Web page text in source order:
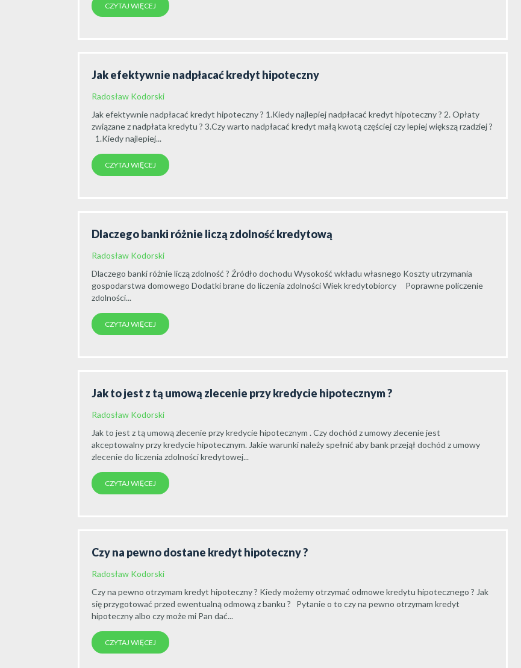
CZYTAJ WIĘCEJ
Jak efektywnie nadpłacać kredyt hipoteczny
Radosław Kodorski
Jak efektywnie nadpłacać kredyt hipoteczny ? 1.Kiedy najlepiej nadpłacać kredyt hipoteczny ? 2. Opłaty
związane z nadpłata kredytu ? 3.Czy warto nadpłacać kredyt małą kwotą częściej czy lepiej większą rzadziej ?
1.Kiedy najlepiej...
CZYTAJ WIĘCEJ
Dlaczego banki różnie liczą zdolność kredytową
Radosław Kodorski
Dlaczego banki różnie liczą zdolność ? Źródło dochodu Wysokość wkładu własnego Koszty utrzymania
gospodarstwa domowego Dodatki brane do liczenia zdolności Wiek kredytobiorcy Poprawne policzenie
zdolności...
CZYTAJ WIĘCEJ
Jak to jest z tą umową zlecenie przy kredycie hipotecznym ?
Radosław Kodorski
Jak to jest z tą umową zlecenie przy kredycie hipotecznym . Czy dochód z umowy zlecenie jest
akceptowalny przy kredycie hipotecznym. Jakie warunki należy spełnić aby bank przejął dochód z umowy
zlecenie do liczenia zdolności kredytowej...
CZYTAJ WIĘCEJ
Czy na pewno dostane kredyt hipoteczny ?
Radosław Kodorski
Czy na pewno otrzymam kredyt hipoteczny ? Kiedy możemy otrzymać odmowe kredytu hipotecznego ? Jak
się przygotować przed ewentualną odmową z banku ? Pytanie o to czy na pewno otrzymam kredyt
hipoteczny albo czy może mi Pan dać...
CZYTAJ WIĘCEJ